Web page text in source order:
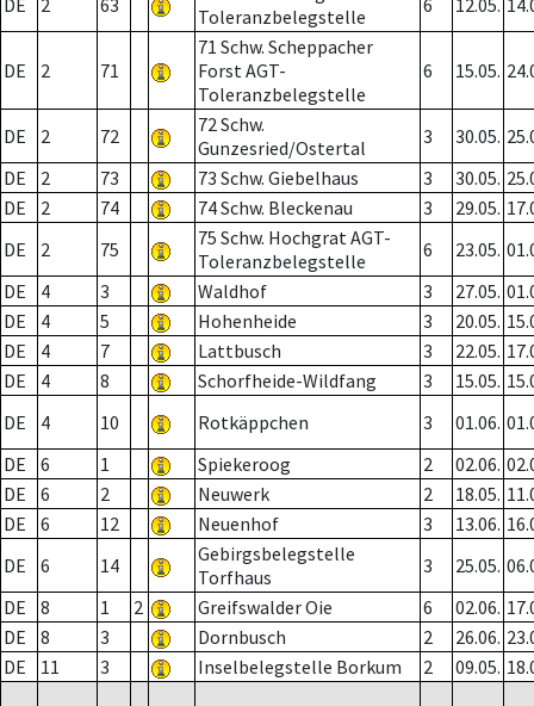
DE 2 63
Toleranzbelegstelle
6 12.05.
DE 2 71
71 Schw. Scheppacher
Forst AGT-
Toleranzbelegstelle
6 15.05.
DE 2 72
72 Schw.
Gunzesried/Ostertal
3 30.05.
DE
2 73 73 Schw. Giebelhaus 3 30.05.
DE
2 74 74 Schw. Bleckenau 3 29.05.
DE
2 75
75 Schw. Hochgrat AGT-
Toleranzbelegstelle
6 23.05.
DE
4 3 Waldhof 3 27.05.
DE
4 5 Hohenheide 3 20.05.
DE
4 7 Lattbusch 3 22.05.
DE
4 8 Schorfheide-Wildfang 3 15.05.
DE
4 10 Rotkäppchen 3 01.06.
DE
6 1 Spiekeroog 2 02.06.
DE
6 2 Neuwerk 2 18.05.
DE
6 12 Neuenhof 3 13.06.
DE
6 14
Gebirgsbelegstelle
Torfhaus
3 25.05.
DE
8 1 2 Greifswalder Oie 6 02.06.
DE
8 3 Dornbusch 2 26.06.
DE
11 3 Inselbelegstelle Borkum 2 09.05.